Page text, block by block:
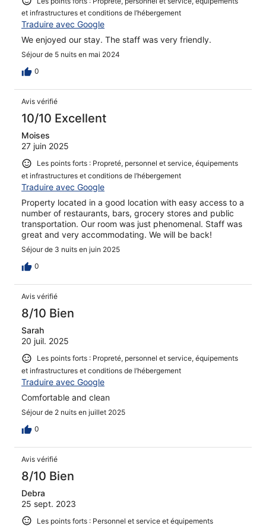
et infrastructures et conditions de l’hébergement
Traduire avec Google
We enjoyed our stay. The staff was very friendly.
Séjour de 5 nuits en mai 2024
0
Avis vérifié
10/10 Excellent
Moises
27 juin 2025
Les points forts : Propreté, personnel et service, équipements
et infrastructures et conditions de l’hébergement
Traduire avec Google
Property located in a good location with easy access to a
number of restaurants, bars, grocery stores and public
transportation. Our room was just phenomenal. Staff was
great and very accommodating. We will be back!
Séjour de 3 nuits en juin 2025
0
Avis vérifié
8/10 Bien
Sarah
20 juil. 2025
Les points forts : Propreté, personnel et service, équipements
et infrastructures et conditions de l’hébergement
Traduire avec Google
Comfortable and clean
Séjour de 2 nuits en juillet 2025
0
Avis vérifié
8/10 Bien
Debra
25 sept. 2023
Les points forts : Personnel et service et équipements